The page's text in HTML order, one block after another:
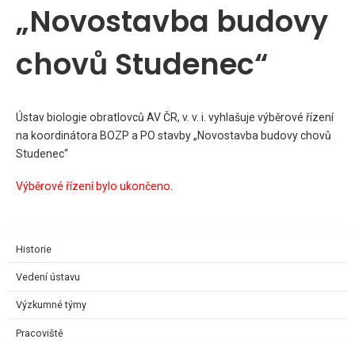
„Novostavba budovy
chovů Studenec“
Ústav biologie obratlovců AV ČR, v. v. i. vyhlašuje výběrové řízení
na koordinátora BOZP a PO stavby „Novostavba budovy chovů
Studenec“
Výběrové řízení bylo ukončeno.
Historie
Vedení ústavu
Výzkumné týmy
Pracoviště